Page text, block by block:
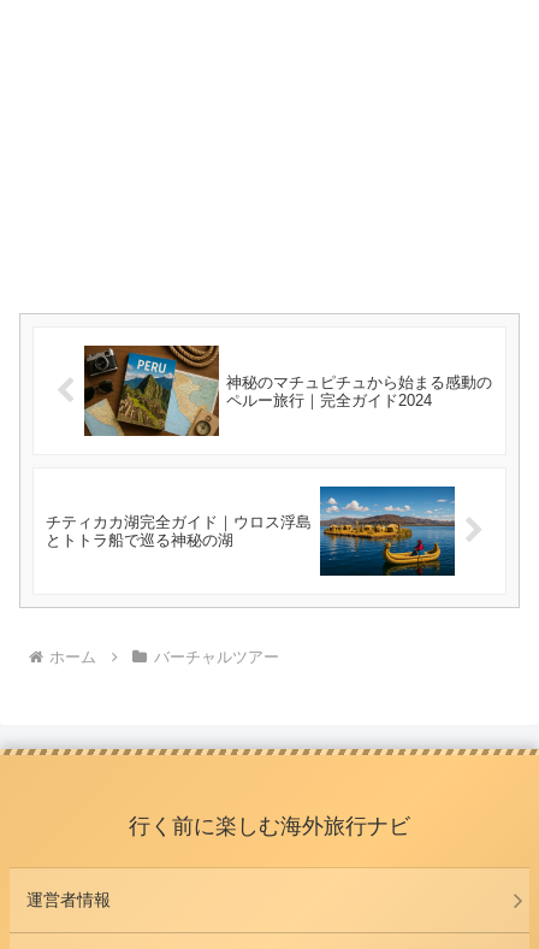
神秘のマチュピチュから始まる感動の
ペルー旅行｜完全ガイド2024
チティカカ湖完全ガイド｜ウロス浮島
とトトラ船で巡る神秘の湖
ホーム バーチャルツアー
行く前に楽しむ海外旅行ナビ
運営者情報